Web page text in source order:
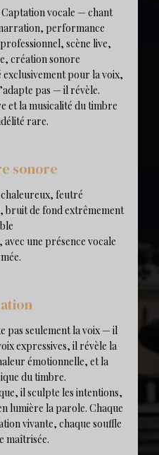
Captation vocale — chant
performance
scène live,
création sonore
pour la voix,
pas — il révèle.
et la musicalité du timbre
rare.
sonore
feutré
bruit de fond extrêmement
une présence vocale
pas seulement la voix — il
expressives, il révèle la
émotionnelle, et la
du timbre.
il sculpte les intentions,
lumière la parole. Chaque
vivante, chaque souffle
maîtrisée.